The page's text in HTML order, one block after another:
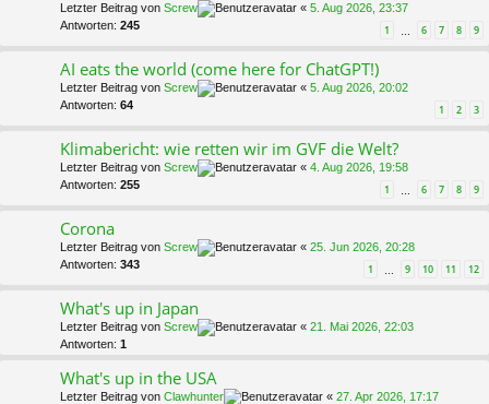
Letzter Beitrag von Screw « 5. Aug 2026, 23:37
Antworten: 245 1 … 6 7 8 9
AI eats the world (come here for ChatGPT!)
Letzter Beitrag von Screw « 5. Aug 2026, 20:02
Antworten: 64 1 2 3
Klimabericht: wie retten wir im GVF die Welt?
Letzter Beitrag von Screw « 4. Aug 2026, 19:58
Antworten: 255 1 … 6 7 8 9
Corona
Letzter Beitrag von Screw « 25. Jun 2026, 20:28
Antworten: 343 1 … 9 10 11 12
What's up in Japan
Letzter Beitrag von Screw « 21. Mai 2026, 22:03
Antworten: 1
What's up in the USA
Letzter Beitrag von Clawhunter « 27. Apr 2026, 17:17